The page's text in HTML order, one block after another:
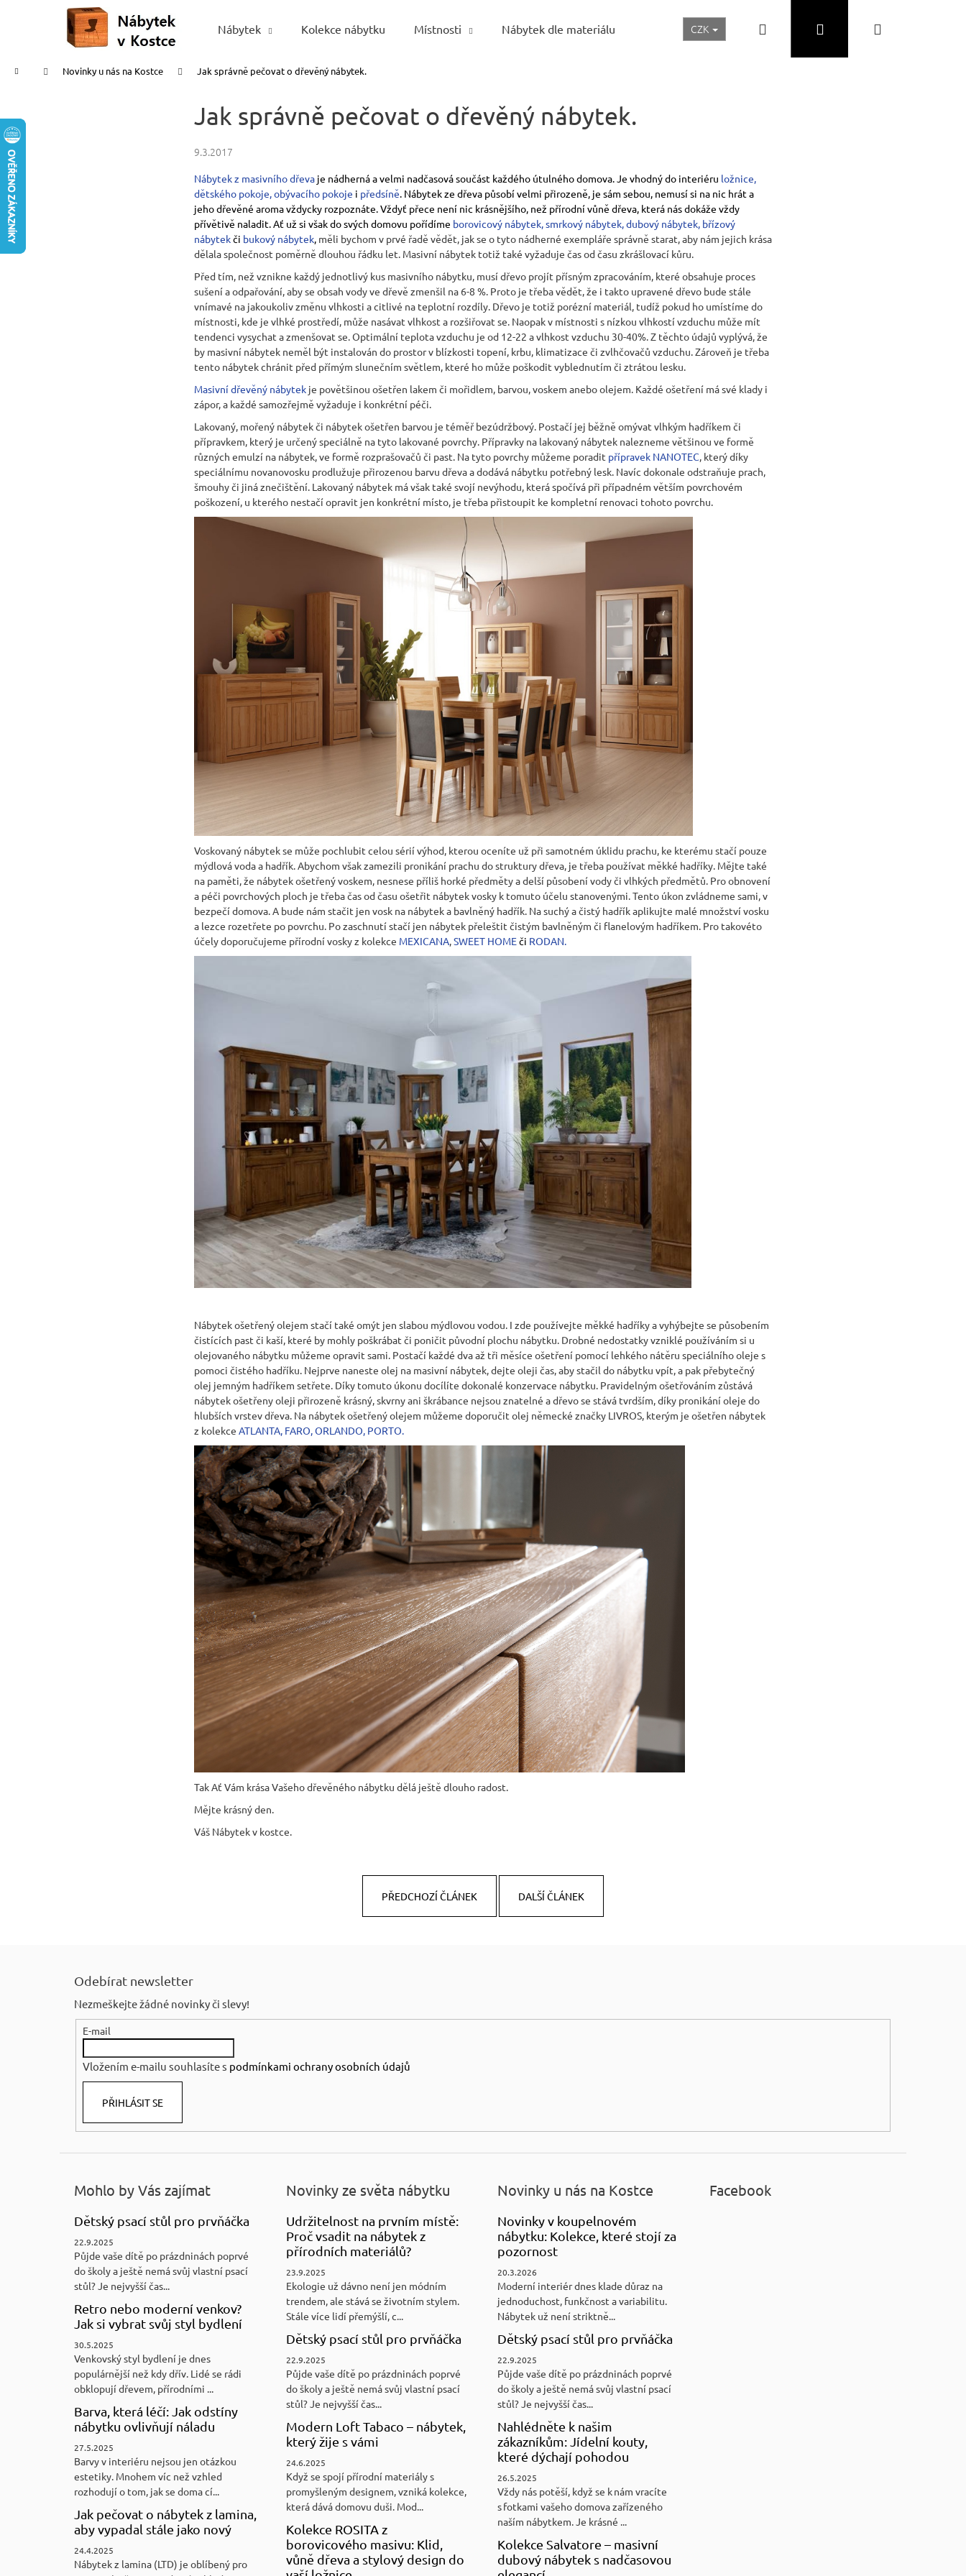
Nábytek Kolekce nábytku Místnosti Nábytek dle materiálu Realizace a inspirace Akční ceny Nábytek Skladem
CZK Přihlášení
Domů Novinky u nás na Kostce Jak správně pečovat o dřevěný nábytek.
Jak správně pečovat o dřevěný nábytek.
9.3.2017
Nábytek z masivního dřeva je nádherná a velmi nadčasová součást každého útulného domova. Je vhodný do interiéru ložnice
dětského pokoje obývacího pokoje i předsíně . Nábytek ze dřeva působí velmi přirozeně, je sám sebou, nemusí si na nic hrát a
jeho dřevěné aroma vždycky rozpoznáte. Vždyť přece není nic krásnějšího, než přírodní vůně dřeva, která nás dokáže vždy
přívětivě naladit. Ať už si však do svých domovu pořídíme borovicový nábytek smrkový nábytek dubový nábytek břízový
nábytekči bukový nábytek měli bychom v prvé řadě vědět, jak se o tyto nádherné exempláře správně starat, aby nám jejich krása
dělala společnost poměrně dlouhou řádku let. Masivní nábytek totiž také vyžaduje čas od času zkrášlovací kůru.
Před tím, než vznikne každý jednotlivý kus masivního nábytku, musí dřevo projít přísným zpracováním, které obsahuje proces
sušení a odpařování, aby se obsah vody ve dřevě zmenšil na 6-8 %. Proto je třeba vědět, že i takto upravené dřevo bude stále
vnímavé na jakoukoliv změnu vlhkosti a citlivé na teplotní rozdíly. Dřevo je totiž porézní materiál, tudíž pokud ho umístíme do
místnosti, kde je vlhké prostředí, může nasávat vlhkost a rozšiřovat se. Naopak v místnosti s nízkou vlhkostí vzduchu může mít
tendenci vysychat a zmenšovat se. Optimální teplota vzduchu je od 12-22 a vlhkost vzduchu 30-40%. Z těchto údajů vyplývá, že
by masivní nábytek neměl být instalován do prostor v blízkosti topení, krbu, klimatizace či zvlhčovačů vzduchu. Zároveň je třeba
tento nábytek chránit před přímým slunečním světlem, které ho může poškodit vyblednutím či ztrátou lesku.
Masivní dřevěný nábytek je povětšinou ošetřen lakem či mořidlem, barvou, voskem anebo olejem. Každé ošetření má své klady i
zápor, a každé samozřejmě vyžaduje i konkrétní péči.
Lakovaný, mořený nábytek či nábytek ošetřen barvou je téměř bezúdržbový. Postačí jej běžně omývat vlhkým hadříkem či
přípravkem, který je určený speciálně na tyto lakované povrchy. Přípravky na lakovaný nábytek nalezneme většinou ve formě
různých emulzí na nábytek, ve formě rozprašovačů či past. Na tyto povrchy můžeme poradit přípravek NANOTEC , který díky
speciálnímu novanovosku prodlužuje přirozenou barvu dřeva a dodává nábytku potřebný lesk. Navíc dokonale odstraňuje prach,
šmouhy či jiná znečištění. Lakovaný nábytek má však také svojí nevýhodu, která spočívá při případném větším povrchovém
poškození, u kterého nestačí opravit jen konkrétní místo, je třeba přistoupit ke kompletní renovaci tohoto povrchu.
Voskovaný nábytek se může pochlubit celou sérií výhod, kterou oceníte už při samotném úklidu prachu, ke kterému stačí pouze
mýdlová voda a hadřík. Abychom však zamezili pronikání prachu do struktury dřeva, je třeba používat měkké hadříky. Mějte také
na paměti, že nábytek ošetřený voskem, nesnese příliš horké předměty a delší působení vody či vlhkých předmětů. Pro obnovení
a péči povrchových ploch je třeba čas od času ošetřit nábytek vosky k tomuto účelu stanovenými. Tento úkon zvládneme sami, v
bezpečí domova. A bude nám stačit jen vosk na nábytek a bavlněný hadřík. Na suchý a čistý hadřík aplikujte malé množství vosku
a lezce rozetřete po povrchu. Po zaschnutí stačí jen nábytek přeleštit čistým bavlněným či flanelovým hadříkem. Pro takovéto
účely doporučujeme přírodní vosky z kolekce MEXICANA,SWEET HOMEči RODAN.
Nábytek ošetřený olejem stačí také omýt jen slabou mýdlovou vodou. I zde používejte měkké hadříky a vyhýbejte se působením
čistících past či kaší, které by mohly poškrábat či poničit původní plochu nábytku. Drobné nedostatky vzniklé používáním si u
olejovaného nábytku můžeme opravit sami. Postačí každé dva až tři měsíce ošetření pomocí lehkého nátěru speciálního oleje s
pomoci čistého hadříku. Nejprve naneste olej na masivní nábytek, dejte oleji čas, aby stačil do nábytku vpít, a pak přebytečný
olej jemným hadříkem setřete. Díky tomuto úkonu docílíte dokonalé konzervace nábytku. Pravidelným ošetřováním zůstává
nábytek ošetřeny oleji přirozeně krásný, skvrny ani škrábance nejsou znatelné a dřevo se stává tvrdším, díky pronikání oleje do
hlubších vrstev dřeva. Na nábytek ošetřený olejem můžeme doporučit olej německé značky LIVROS, kterým je ošetřen nábytek
z kolekce ATLANTA, FARO,ORLANDO, PORTO.
Tak Ať Vám krása Vašeho dřevěného nábytku dělá ještě dlouho radost.
Mějte krásný den.
Váš Nábytek v kostce.
PŘEDCHOZÍ ČLÁNEK DALŠÍ ČLÁNEK
Zpět
obchodu
Zpět
obchodu
Co potřebujete najít?
Doporučujeme
RUSTIKÁLNÍ ŽIDLE SWEET HOME SIL25 JÍDELNÍ ŽIDLE MEXICANA SIL25
2 403 Kč
Původně: 2 670 Kč
RUSTIKÁLNÍ LAVICE SWEET HOME
BAX25 S ÚLOŽNÝM PROSTOREM
6 048 Kč
Původně: 6 720 Kč
Odebírat newsletter
Nezmeškejte žádné novinky či slevy!
E-mail
Vložením e-mailu souhlasíte s podmínkami ochrany osobních údajů
PŘIHLÁSIT SE
Mohlo by Vás zajímat
Dětský psací stůl pro prvňáčka
22.9.2025
Půjde vaše dítě po prázdninách poprvé
do školy a ještě nemá svůj vlastní psací
stůl? Je nejvyšší čas...
Retro nebo moderní venkov?
Jak si vybrat svůj styl bydlení
30.5.2025
Venkovský styl bydlení je dnes
populárnější než kdy dřív. Lidé se rádi
obklopují dřevem, přírodními ...
Barva, která léčí: Jak odstíny
nábytku ovlivňují náladu
27.5.2025
Barvy v interiéru nejsou jen otázkou
estetiky. Mnohem víc než vzhled
rozhodují o tom, jak se doma cí...
Jak pečovat o nábytek z lamina,
aby vypadal stále jako nový
24.4.2025
Nábytek z lamina (LTD) je oblíbený pro
Novinky ze světa nábytku
Udržitelnost na prvním místě:
Proč vsadit na nábytek z
přírodních materiálů?
23.9.2025
Ekologie už dávno není jen módním
trendem, ale stává se životním stylem.
Stále více lidí přemýšlí, c...
Dětský psací stůl pro prvňáčka
22.9.2025
Půjde vaše dítě po prázdninách poprvé
do školy a ještě nemá svůj vlastní psací
stůl? Je nejvyšší čas...
Modern Loft Tabaco – nábytek,
který žije s vámi
24.6.2025
Když se spojí přírodní materiály s
promyšleným designem, vzniká kolekce,
která dává domovu duši. Mod...
Kolekce ROSITA z
borovicového masivu: Klid,
vůně dřeva a stylový design do
Novinky u nás na Kostce
Novinky v koupelnovém
nábytku: Kolekce, které stojí za
pozornost
20.3.2026
Moderní interiér dnes klade důraz na
jednoduchost, funkčnost a variabilitu.
Nábytek už není striktně...
Dětský psací stůl pro prvňáčka
22.9.2025
Půjde vaše dítě po prázdninách poprvé
do školy a ještě nemá svůj vlastní psací
stůl? Je nejvyšší čas...
Nahlédněte k našim
zákazníkům: Jídelní kouty,
které dýchají pohodou
26.5.2025
Vždy nás potěší, když se k nám vracíte
s fotkami vašeho domova zařízeného
naším nábytkem. Je krásné ...
Kolekce Salvatore – masivní
dubový nábytek s nadčasovou
Facebook